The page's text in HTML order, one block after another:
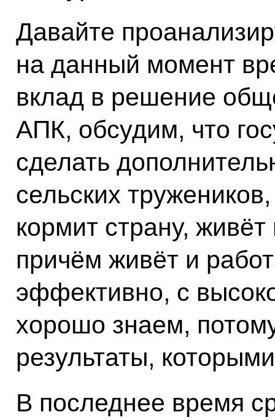
Давайте
на данный момент
вклад в решение
АПК, обсудим, что
сделать
сельских
кормит страну,
причём живёт и
эффективно, с
хорошо знаем,
результаты,
В последнее время